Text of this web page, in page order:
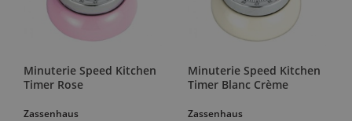
Minuterie Speed Kitchen
Timer Rose
Zassenhaus
Minuterie Speed Kitchen
Timer Blanc Crème
Zassenhaus